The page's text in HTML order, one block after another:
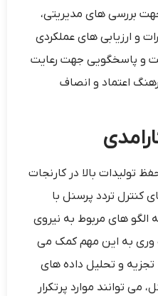
بررسی های مدیریتی،
و ارزیابی‌ های عملکردی
و پاسخگویی جهت رعایت
اعتماد و انصاف
تولیدات بالا در کارنجات
تردد پرسنل با
الگو های مربوط به نیروی
وری به این مهم کمک می
تجزیه و تحلیل داده های
توانند موارد پرتکرار